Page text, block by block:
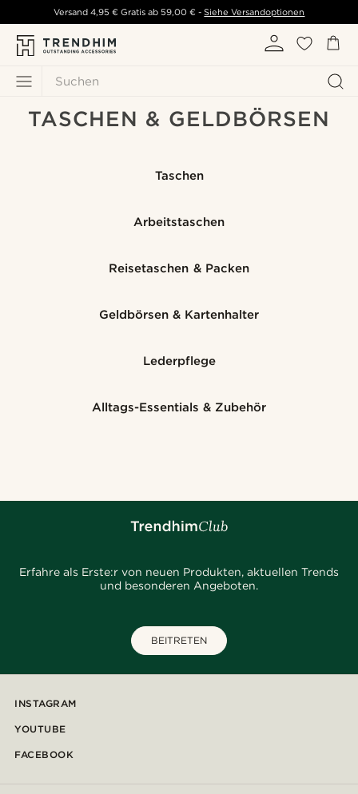
Suchen
Versand 4,95 € Gratis ab 59,00 € - Siehe Versandoptionen
TASCHEN & GELDBÖRSEN
Taschen
Arbeitstaschen
Reisetaschen & Packen
Geldbörsen & Kartenhalter
Lederpflege
Alltags-Essentials & Zubehör
Erfahre als Erste:r von neuen Produkten, aktuellen Trends
und besonderen Angeboten.
BEITRETEN
INSTAGRAM
YOUTUBE
FACEBOOK